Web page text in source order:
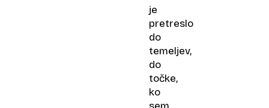
je
pretreslo
do
temeljev,
do
točke,
ko